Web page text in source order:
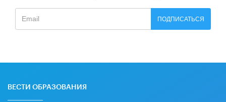
ПОДПИСАТЬСЯ
ВЕСТИ ОБРАЗОВАНИЯ